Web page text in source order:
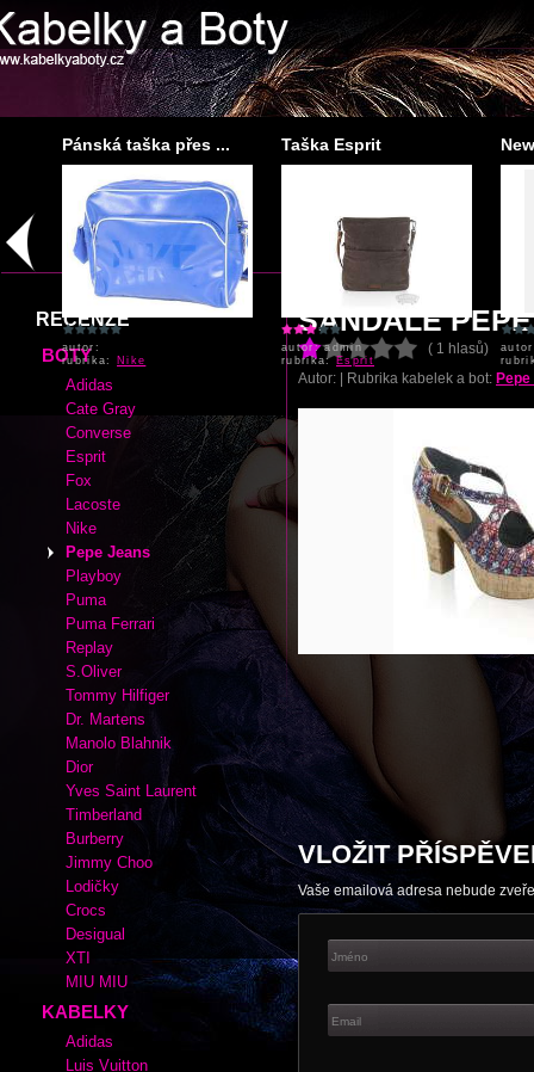
Pánská taška přes ...
autor:
rubrika: Nike
Taška Esprit
autor: admin
rubrika:Esprit
SANDÁLE
( 1 hlasů)
Rubrika kabelek a bot:
VLOŽIT
RECENZE
BOTY
Adidas
Cate Gray
Converse
Esprit
Fox
Lacoste
Nike
Pepe Jeans
Playboy
Puma
Puma Ferrari
Replay
S.Oliver
Tommy Hilfiger
Dr. Martens
Manolo Blahnik
Dior
Yves Saint Laurent
Timberland
Burberry
Jimmy Choo
Lodičky